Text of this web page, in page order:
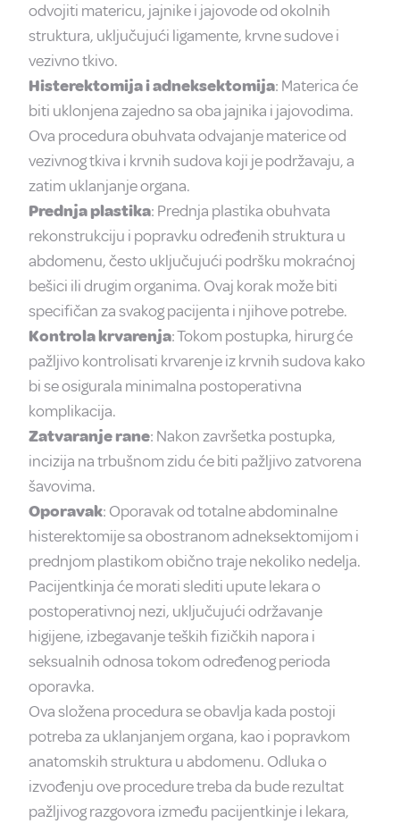
odvojiti matericu, jajnike i jajovode od okolnih
struktura, uključujući ligamente, krvne sudove i
vezivno tkivo.
Histerektomija i adneksektomija: Materica će
biti uklonjena zajedno sa oba jajnika i jajovodima.
Ova procedura obuhvata odvajanje materice od
vezivnog tkiva i krvnih sudova koji je podržavaju, a
zatim uklanjanje organa.
Prednja plastika: Prednja plastika obuhvata
rekonstrukciju i popravku određenih struktura u
abdomenu, često uključujući podršku mokraćnoj
bešici ili drugim organima. Ovaj korak može biti
specifičan za svakog pacijenta i njihove potrebe.
Kontrola krvarenja: Tokom postupka, hirurg će
pažljivo kontrolisati krvarenje iz krvnih sudova kako
bi se osigurala minimalna postoperativna
komplikacija.
Zatvaranje rane: Nakon završetka postupka,
incizija na trbušnom zidu će biti pažljivo zatvorena
šavovima.
Oporavak: Oporavak od totalne abdominalne
histerektomije sa obostranom adneksektomijom i
prednjom plastikom obično traje nekoliko nedelja.
Pacijentkinja će morati slediti upute lekara o
postoperativnoj nezi, uključujući održavanje
higijene, izbegavanje teških fizičkih napora i
seksualnih odnosa tokom određenog perioda
oporavka.
Ova složena procedura se obavlja kada postoji
potreba za uklanjanjem organa, kao i popravkom
anatomskih struktura u abdomenu. Odluka o
izvođenju ove procedure treba da bude rezultat
pažljivog razgovora između pacijentkinje i lekara,